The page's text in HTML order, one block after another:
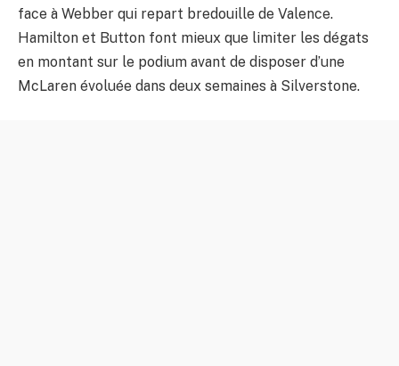
face à Webber qui repart bredouille de Valence.
Hamilton et Button font mieux que limiter les dégats
en montant sur le podium avant de disposer d’une
McLaren évoluée dans deux semaines à Silverstone.